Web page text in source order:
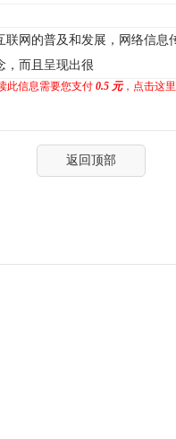
的普及和发展，网络信息
，而且呈现出很
此信息需要您支付 0.5 元，点击这
返回顶部